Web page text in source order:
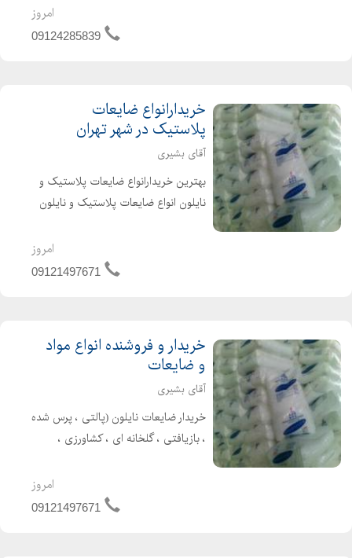
هایمپک پلی اتیلن ای بی اس انواع pp
و..... ضایعات نایلون 09124285839
امروز
09124285839
خریدارانواع ضایعات
پلاستیک در شهر تهران
آقای بشیری
بهترین خریدارانواع ضایعات پلاستیک و
نایلون انواع ضایعات پلاستیک و نایلون
فروش انواع مواد و ضایعات پلاستیک
خود کافیست با ما تماس بگیرید. مواد
امروز
09121497671
خریدار و فروشنده انواع مواد
و ضایعات
آقای بشیری
خریدار ضایعات نایلون (پالتی ، پرس شده
، بازیافتی ، گلخانه ای ، کشاورزی ،
شرینک و نایلون های شرکتی مانند سایپا
و ایران خودرو...) بصورت نقدی در هر نقطه
امروز
09121497671